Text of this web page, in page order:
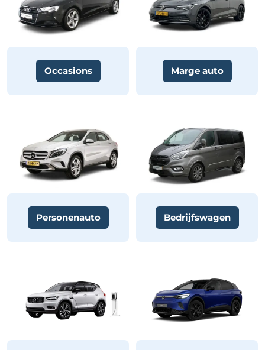
Occasions Marge auto
Personenauto Bedrijfswagen